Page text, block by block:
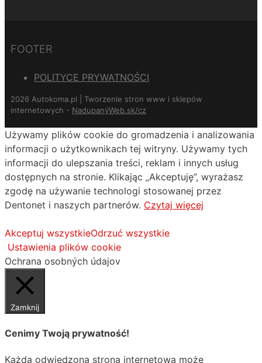
FOOTER
POLITYCE PRYWATNOŚCI
2026 Autokoma.pl | Tworzenie stron www i sklepów
internetowych - NadupanýWeb.sk/cz
Używamy plików cookie do gromadzenia i analizowania
informacji o użytkownikach tej witryny. Używamy tych
informacji do ulepszania treści, reklam i innych usług
dostępnych na stronie. Klikając „Akceptuję”, wyrażasz
zgodę na używanie technologi stosowanej przez
Dentonet i naszych partnerów. Czytaj więcej
Akceptuj wszystkieOdrzuć wszystkie
Ustawienia plików cookie
Ochrana osobných údajov
Zamknij
Cenimy Twoją prywatność!
Każda odwiedzona strona internetowa może